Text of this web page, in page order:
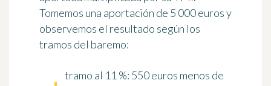
Tomemos una aportación de 5 000 eurosy
observemos el resultado según los
tramos del baremo:
tramo al 11 %: 550 euros menos de